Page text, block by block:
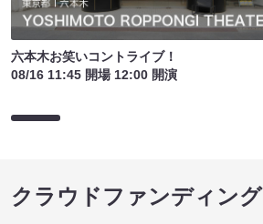
六本木お笑いコントライブ！
08/16 11:45 開場 12:00 開演
クラウドファンディング